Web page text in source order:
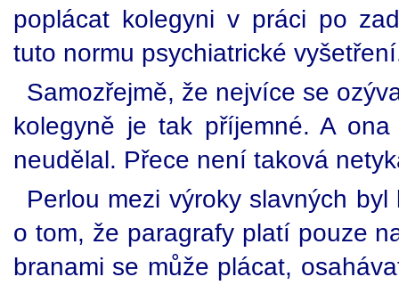
poplácat kolegyni v práci po
tuto normu psychiatrické
Samozřejmě, že nejvíce se
kolegyně je tak příjemné. A
neudělal. Přece není taková
Perlou mezi výroky slavných
o tom, že paragrafy platí pouze
branami se může plácat,